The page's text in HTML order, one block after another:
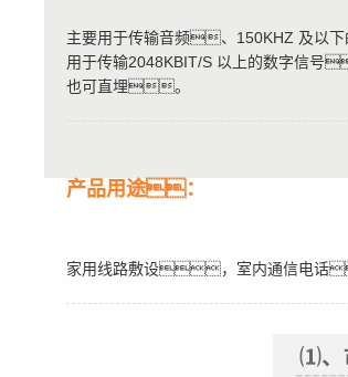
主要用于传输音频、150KHZ 及以
用于传输2048KBIT/S 以上的数字信
也可直埋。
产品用途：
家用线路敷设，室内通信电话